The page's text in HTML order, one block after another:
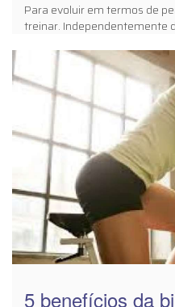
Para evoluir em termos de
treinar. Independentemente
5 benefícios da